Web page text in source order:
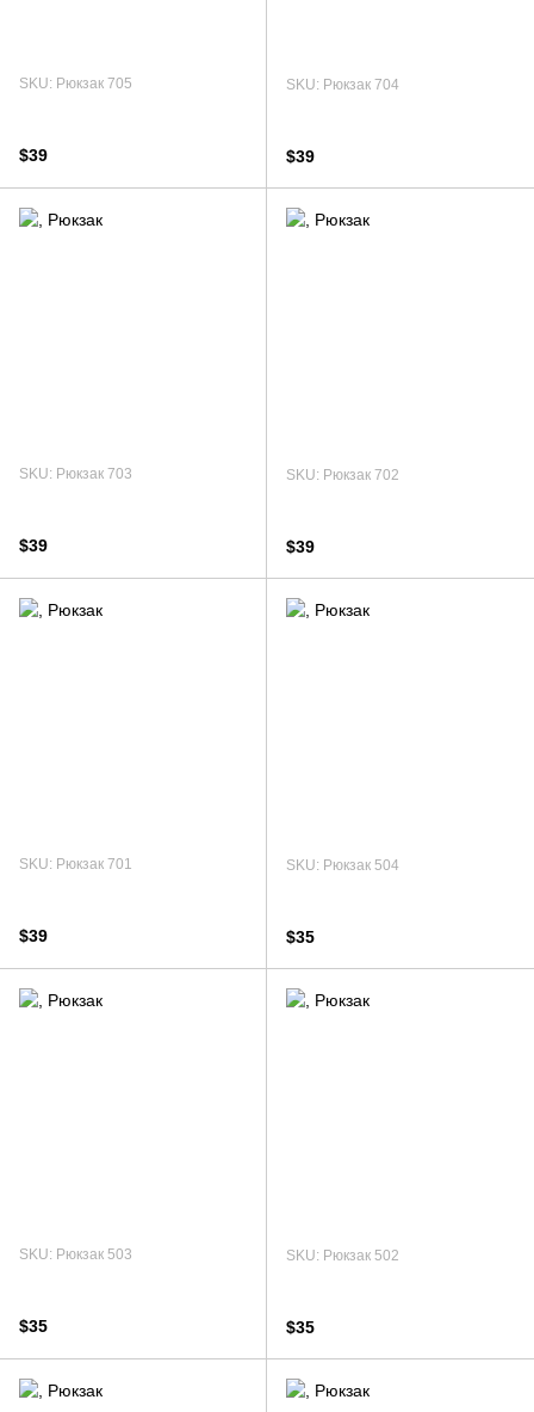
SKU: Рюкзак 705
$39
SKU: Рюкзак 704
$39
SKU: Рюкзак 703
$39
SKU: Рюкзак 702
$39
SKU: Рюкзак 701
$39
SKU: Рюкзак 504
$35
SKU: Рюкзак 503
$35
SKU: Рюкзак 502
$35